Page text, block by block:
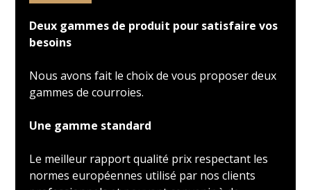
Deux gammes de produit pour satisfaire vos
besoins
Nous avons fait le choix de vous proposer deux
gammes de courroies.
Une gamme standard
Le meilleur rapport qualité prix respectant les
normes européennes utilisé par nos clients